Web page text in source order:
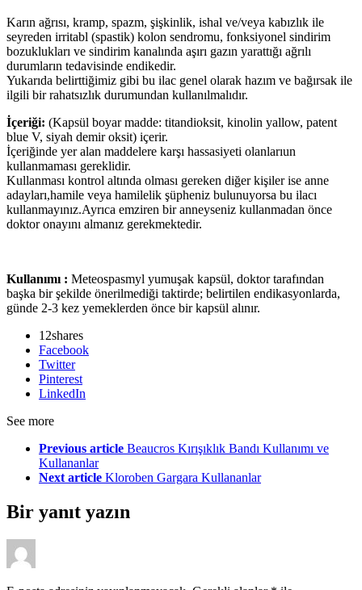
Karın ağrısı, kramp, spazm, şişkinlik, ishal ve/veya kabızlık ile
seyreden irritabl (spastik) kolon sendromu, fonksiyonel sindirim
bozuklukları ve sindirim kanalında aşırı gazın yarattığı ağrılı
durumların tedavisinde endikedir.
Yukarıda belirttiğimiz gibi bu ilac genel olarak hazım ve bağırsak ile
ilgili bir rahatsızlık durumundan kullanılmalıdır.
İçeriği: (Kapsül boyar madde: titandioksit, kinolin yallow, patent
blue V, siyah demir oksit) içerir.
İçeriğinde yer alan maddelere karşı hassasiyeti olanlarıun
kullanmaması gereklidir.
Kullanması kontrol altında olması gereken diğer kişiler ise anne
adayları,hamile veya hamilelik şüpheniz bulunuyorsa bu ilacı
kullanmayınız.Ayrıca emziren bir anneyseniz kullanmadan önce
doktor onayını almanız gerekmektedir.
Kullanımı : Meteospasmyl yumuşak kapsül, doktor tarafından
başka bir şekilde önerilmediği taktirde; belirtilen endikasyonlarda,
günde 2-3 kez yemeklerden önce bir kapsül alınır.
12shares
Facebook
Twitter
Pinterest
LinkedIn
See more
Previous article Beaucros Kırışıklık Bandı Kullanımı ve
Kullananlar
Next article Kloroben Gargara Kullananlar
Bir yanıt yazın